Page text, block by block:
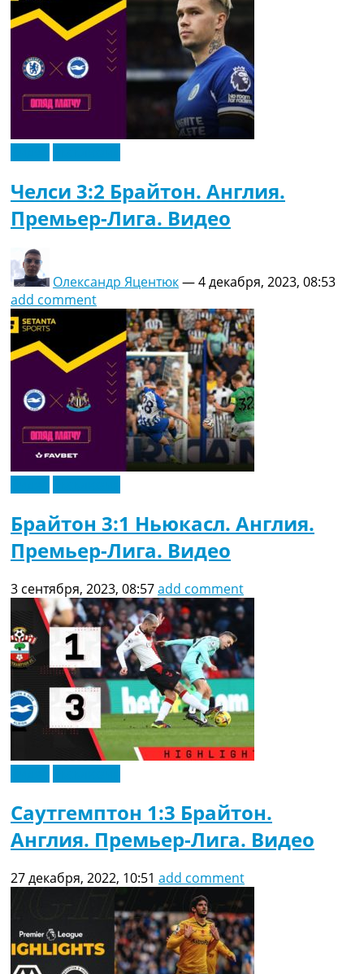
Челси 3:2 Брайтон. Англия.
Премьер-Лига. Видео
Олександр Яцентюк—4 декабря, 2023, 08:53
add comment
Брайтон 3:1 Ньюкасл. Англия.
Премьер-Лига. Видео
3 сентября, 2023, 08:57add comment
Саутгемптон 1:3 Брайтон.
Англия. Премьер-Лига. Видео
27 декабря, 2022, 10:51 add comment